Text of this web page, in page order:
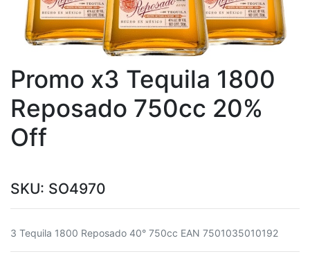
Promo x3 Tequila 1800
Reposado 750cc 20%
Off
SKU: SO4970
3 Tequila 1800 Reposado 40° 750cc EAN 7501035010192